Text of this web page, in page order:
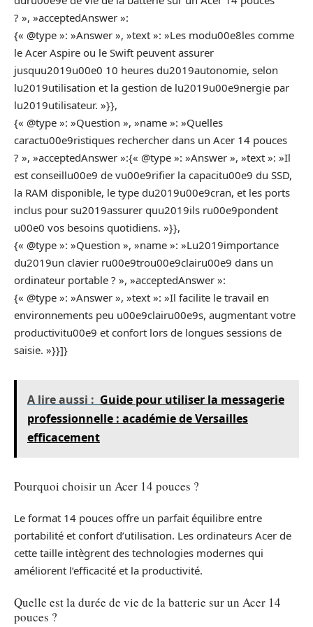
? », »acceptedAnswer »:
{« @type »: »Answer », »text »: »Les modu00e8les comme
le Acer Aspire ou le Swift peuvent assurer
jusquu2019u00e0 10 heures du2019autonomie, selon
lu2019utilisation et la gestion de lu2019u00e9nergie par
lu2019utilisateur. »}},
{« @type »: »Question », »name »: »Quelles
caractu00e9ristiques rechercher dans un Acer 14 pouces
? », »acceptedAnswer »:{« @type »: »Answer », »text »: »Il
est conseillu00e9 de vu00e9rifier la capacitu00e9 du SSD,
la RAM disponible, le type du2019u00e9cran, et les ports
inclus pour su2019assurer quu2019ils ru00e9pondent
u00e0 vos besoins quotidiens. »}},
{« @type »: »Question », »name »: »Lu2019importance
du2019un clavier ru00e9trou00e9clairu00e9 dans un
ordinateur portable ? », »acceptedAnswer »:
{« @type »: »Answer », »text »: »Il facilite le travail en
environnements peu u00e9clairu00e9s, augmentant votre
productivitu00e9 et confort lors de longues sessions de
saisie. »}}]}
A lire aussi : Guide pour utiliser la messagerie
professionnelle : académie de Versailles
efficacement
Pourquoi choisir un Acer 14 pouces ?
Le format 14 pouces offre un parfait équilibre entre
portabilité et confort d’utilisation. Les ordinateurs Acer de
cette taille intègrent des technologies modernes qui
améliorent l’efficacité et la productivité.
Quelle est la durée de vie de la batterie sur un Acer 14
pouces ?